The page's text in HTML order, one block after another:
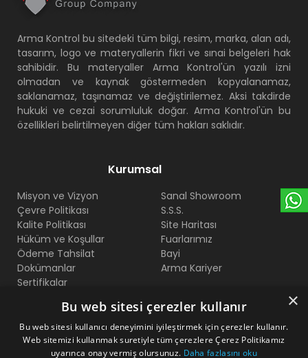
Arma Kontrol bu sitedeki tüm bilgi, resim, marka, alan adı,
tasarım, logo ve materyallerin fikri ve sınai belgeleri hak
sahibidir. Bu materyaller Arma Kontrol'ün yazılı izni
olmadan ve kaynak göstermeden kopyalanamaz,
saklanamaz, taşınamaz ve değiştirilemez. Aksi takdirde
hukuki ve cezai sorumluluk doğar. Arma Kontrol'ün bu
özellikleri belirtilmeyen diğer tüm hakları saklıdır.
Kurumsal
Misyon ve Vizyon
Çevre Politikası
Kalite Politikası
Hüküm ve Koşullar
Ödeme Tahsilat
Dokümanlar
Sertifikalar
Sanal Showroom
S.S.S.
Site Haritası
Fuarlarımız
Bayi
Arma Kariyer
Bize Ulaşın
Beylikdüzü O.S.B Mermerciler San. Sitesi 2. Cadde No:11
×
Bu web sitesi çerezler kullanır
Bu web sitesi kullanıcı deneyimini iyileştirmek için çerezler kullanır.
Web sitemizi kullanmak suretiyle tüm çerezlere Çerez Politikamız
uyarınca onay vermiş olursunuz. Daha fazlasını oku